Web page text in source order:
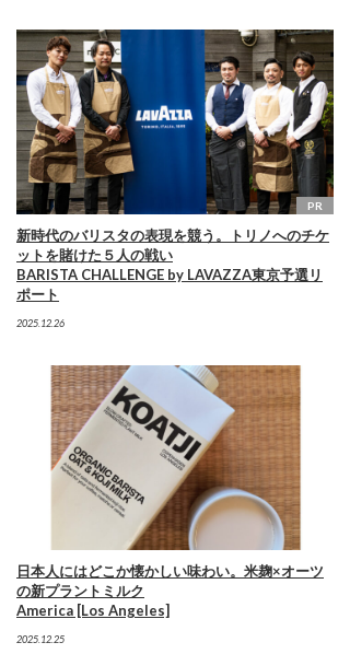
PR
新時代のバリスタの表現を競う。トリノへのチケ
ットを賭けた５人の戦い
BARISTA CHALLENGE by LAVAZZA東京予選リ
ポート
2025.12.26
日本人にはどこか懐かしい味わい。米麹×オーツ
の新プラントミルク
America [Los Angeles]
2025.12.25